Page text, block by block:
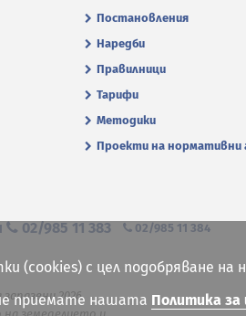
Постановления
Наредби
Правилници
Тарифи
Методики
Проекти на нормативни
02/985 11 383 02/985 11 384
2026
(cookies) с цел подобряване
приемате нашата Политика за